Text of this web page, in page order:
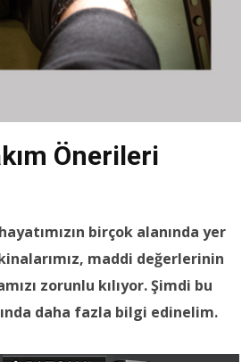
Önerileri
birçok alanında yer
maddi değerlerinin
zorunlu kılıyor. Şimdi bu
daha fazla bilgi edinelim.